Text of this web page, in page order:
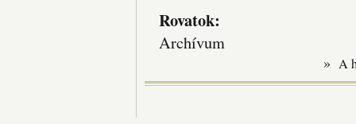
Rovatok:
Archívum
» A